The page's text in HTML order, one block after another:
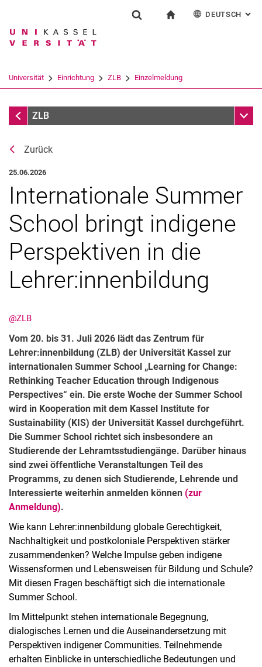
Springe direkt zu: Inhalt
Springe direkt zu: Suche
Springe direkt zu:
Suchbegriff
Suchen (öffnet externen Link in einem
DEUTSCH :
Universität Einrichtung ZLB Einzelmeldung
Infothek
ZLB
Zurück
25.06.2026
Internationale Summer
School bringt indigene
Perspektiven in die
Lehrer:innenbildung
@ZLB
Vom 20. bis 31. Juli 2026 lädt das Zentrum für
Lehrer:innenbildung (ZLB) der Universität Kassel zur
internationalen Summer School „Learning for Change:
Rethinking Teacher Education through Indigenous
Perspectives“ ein. Die erste Woche der Summer School
wird in Kooperation mit dem Kassel Institute for
Sustainability (KIS) der Universität Kassel durchgeführt.
Die Summer School richtet sich insbesondere an
Studierende der Lehramtsstudiengänge. Darüber hinaus
sind zwei öffentliche Veranstaltungen Teil des
Programms, zu denen sich Studierende, Lehrende und
Interessierte weiterhin anmelden können (zur
Anmeldung).
Wie kann Lehrer:innenbildung globale Gerechtigkeit,
Nachhaltigkeit und postkoloniale Perspektiven stärker
zusammendenken? Welche Impulse geben indigene
Wissensformen und Lebensweisen für Bildung und Schule?
Mit diesen Fragen beschäftigt sich die internationale
Summer School.
Im Mittelpunkt stehen internationale Begegnung,
dialogisches Lernen und die Auseinandersetzung mit
Perspektiven indigener Communities. Teilnehmende
erhalten Einblicke in unterschiedliche Bedeutungen und